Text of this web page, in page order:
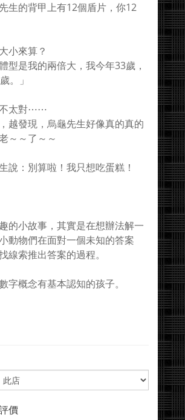
的背甲上有12個盾片，你12
來算？
是我的兩倍大，我今年33歲，
。」
太對⋯⋯
發現，烏龜先生好像真的真的
～～了～～
：別算啦！我只想吃蛋糕！
小故事，其實是在想辦法解一
動物們在面對一個未知的答案
線索推出答案的過程。
概念有基本認知的孩子。
價